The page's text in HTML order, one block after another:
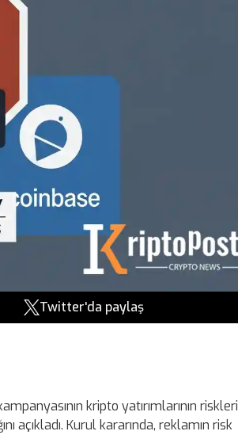
Twitter'da paylaş
kripto yatırımlarının
açıkladı. Kurul kararında, reklamın risk